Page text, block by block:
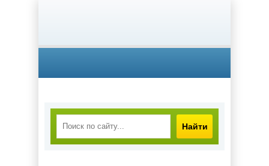
Найти